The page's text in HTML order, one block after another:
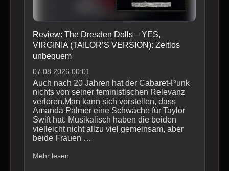
Review: The Dresden Dolls – YES,
VIRGINIA (TAILOR’S VERSION): Zeitlos
unbequem
07.08.2026 00:01
Auch nach 20 Jahren hat der ­Cabaret-Punk
nichts von seiner feministischen Relevanz
verloren.Man kann sich vorstellen, dass
Amanda Palmer eine Schwäche für Taylor
Swift hat. Musikalisch haben die beiden
vielleicht nicht allzu viel gemeinsam, aber
beide Frauen …
Mehr lesen